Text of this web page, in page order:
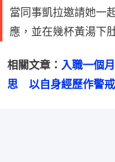
當同事凱拉邀請她一
應，並在幾杯黃湯下
相關文章： 入職一個
思　以自身經歷作警戒